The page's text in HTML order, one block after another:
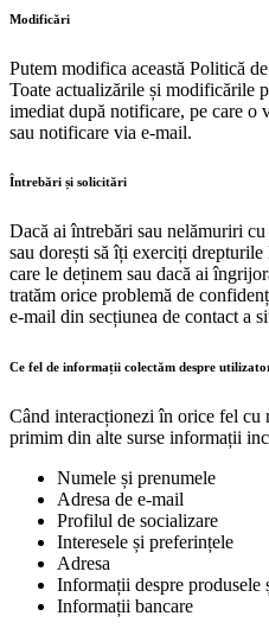
Modificări
Putem modifica această Politică
Toate actualizările și modificările
imediat după notificare, pe care o
sau notificare via e-mail.
Întrebări și solicitări
Dacă ai întrebări sau nelămuriri
sau dorești să îți exerciți
care le deținem sau dacă ai
tratăm orice problemă de
e-mail din secțiunea de contact a
Ce fel de informații colectăm despre
Când interacționezi în orice fel cu
primim din alte surse informații
Numele și prenumele
Adresa de e-mail
Profilul de socializare
Interesele și preferințele
Adresa
Informații despre
Informații bancare